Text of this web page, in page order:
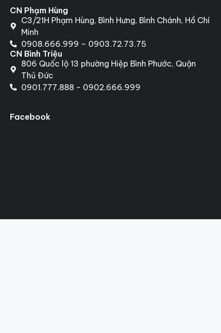
CN Phạm Hùng
C3/21H Phạm Hùng, Bình Hưng, Bình Chánh, Hồ Chí
Minh
0908.666.999 – 0903.72.73.75
CN Bình Triệu
806 Quốc lộ 13 phường Hiệp Bình Phước, Quận
Thủ Đức
0901.777.888 - 0902.666.999
Facebook